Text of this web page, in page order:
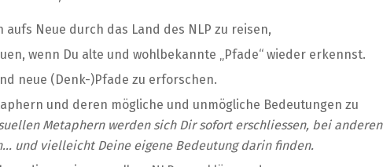
Neue durch das Land des NLP zu reisen,
wenn Du alte und wohlbekannte „Pfade“ wieder erkennst.
neue (Denk-)Pfade zu erforschen.
und deren mögliche und unmögliche Bedeutungen zu
Metaphern werden sich Dir sofort erschliessen, bei anderen
und vielleicht Deine eigene Bedeutung darin finden.